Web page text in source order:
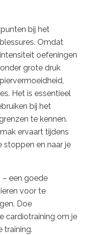
bij het
Omdat
oefeningen
grote druk
Het is essentieel
bij het
te kennen.
ervaart tijdens
stoppen en naar je
– een goede
voor te
Doe
cardiotraining om je
training.